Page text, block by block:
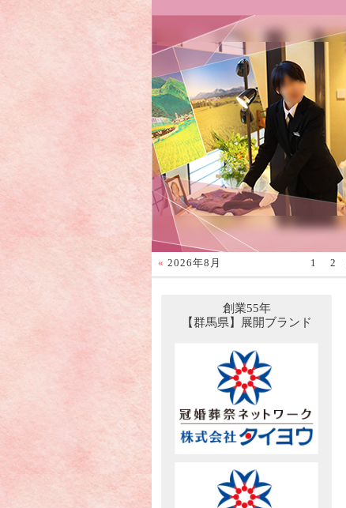
« 2026年8月 1 2
創業55年
【群馬県】展開ブランド